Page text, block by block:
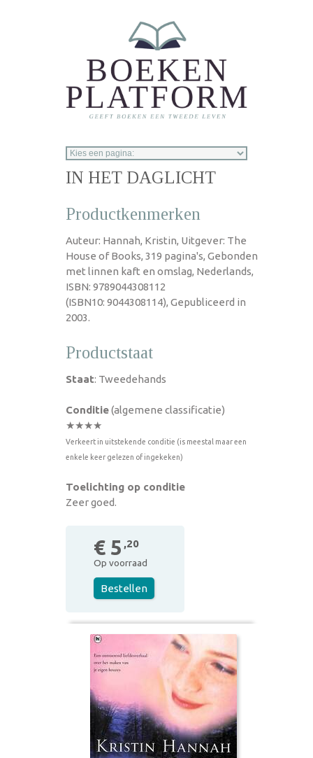
IN HET DAGLICHT
Productkenmerken
Auteur: Hannah, Kristin, Uitgever: The
House of Books, 319 pagina's, Gebonden
met linnen kaft en omslag, Nederlands,
ISBN: 9789044308112
(ISBN10: 9044308114), Gepubliceerd in
2003.
Productstaat
Staat: Tweedehands
Conditie(algemene classificatie)
★★★★
Verkeert in uitstekende conditie (is meestal maar een
enkele keer gelezen of ingekeken)
Toelichting op conditie
Zeer goed.
€ 5 ,20
Op voorraad
Bestellen